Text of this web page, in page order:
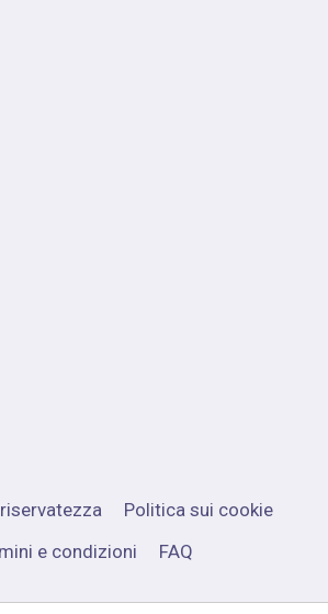
Politica sui cookie
e condizioni
FAQ